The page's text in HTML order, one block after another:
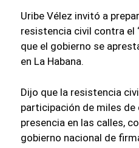
Uribe Vélez invitó a
resistencia civil contra el
que el gobierno se
en La Habana.
Dijo que la resistencia
participación de miles de
presencia en las calles,
gobierno nacional de